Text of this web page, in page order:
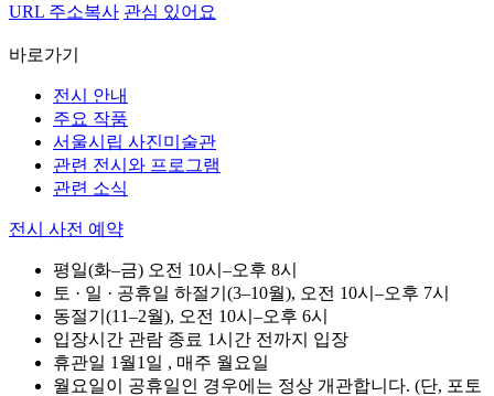
URL 주소복사 관심 있어요
바로가기
전시 안내
주요 작품
서울시립 사진미술관
관련 전시와 프로그램
관련 소식
전시 사전 예약
평일(화–금) 오전 10시–오후 8시
토 · 일 · 공휴일 하절기(3–10월), 오전 10시–오후 7시
동절기(11–2월), 오전 10시–오후 6시
입장시간 관람 종료 1시간 전까지 입장
휴관일 1월1일 , 매주 월요일
월요일이 공휴일인 경우에는 정상 개관합니다. (단, 포토